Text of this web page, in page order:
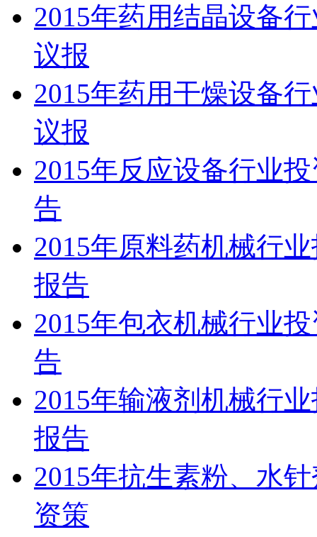
2015年药用结晶设备
议报
2015年药用干燥设备
议报
2015年反应设备行业
告
2015年原料药机械行
报告
2015年包衣机械行业
告
2015年输液剂机械行
报告
2015年抗生素粉、水
资策